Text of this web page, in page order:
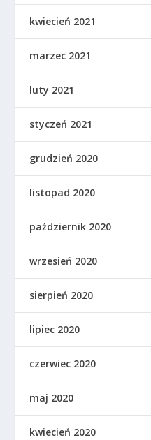
kwiecień 2021
marzec 2021
luty 2021
styczeń 2021
grudzień 2020
listopad 2020
październik 2020
wrzesień 2020
sierpień 2020
lipiec 2020
czerwiec 2020
maj 2020
kwiecień 2020